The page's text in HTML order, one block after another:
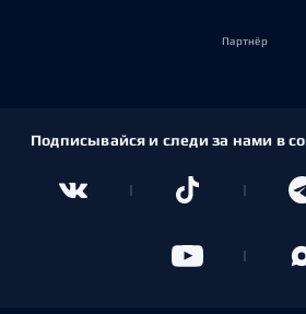
Партнёр
Подписывайся и следи за нами в